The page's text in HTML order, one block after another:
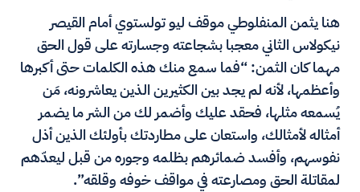
هنا يثمن المنفلوطي موقف ليو تولستوي أمام القيصر
نيكولاس الثاني معجبا بشجاعته وجسارته على قول الحق
مهما كان الثمن: “فما سمع منك هذه الكلمات حتى أكبرها
وأعظمها، لأنه لم يجد بين الكثيرين الذين يعاشرونه، مَن
يُسمعه مثلها، فحقد عليك وأضمر لك من الشر ما يضمر
أمثاله لأمثالك، واستعان على مطاردتك بأولئك الذين أذل
نفوسهم، وأفسد ضمائرهم بظلمه وجوره من قبل ليعدّهم
لمقاتلة الحق ومصارعته في مواقف خوفه وقلقه”.